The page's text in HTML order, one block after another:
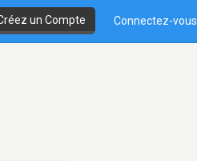
un Compte Connectez-vous